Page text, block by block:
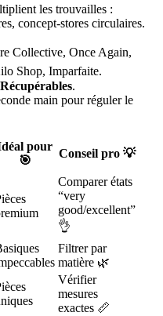
les trouvailles :
concept-stores circulaires.
Collective, Once Again,
Shop, Imparfaite.
.
main pour réguler le
pour
🎯
Conseil pro 💡
Comparer états
“very
good/excellent”
👌
Filtrer par
matière 🌿
Vérifier
mesures
exactes 📏